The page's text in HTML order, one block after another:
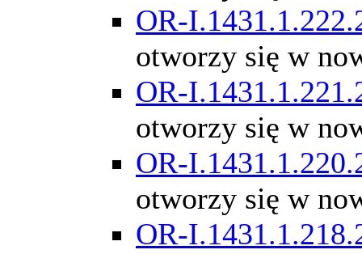
OR-
otworzy się w
OR-
otworzy się w
OR-
otworzy się w
OR-